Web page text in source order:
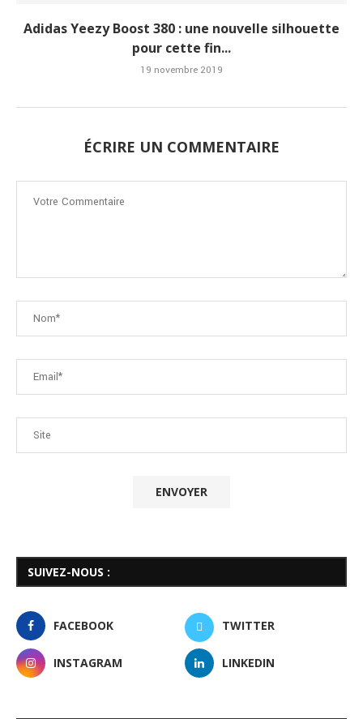
Adidas Yeezy Boost 380 : une nouvelle silhouette
pour cette fin...
19 novembre 2019
ÉCRIRE UN COMMENTAIRE
SUIVEZ-NOUS :
FACEBOOK TWITTER
INSTAGRAM LINKEDIN